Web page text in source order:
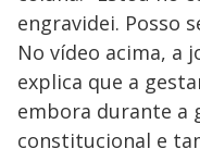
engravidei. Posso
No vídeo acima, a
explica que a
embora durante a
constitucional e